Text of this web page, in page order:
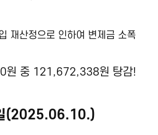
재산정으로 인하여 변제금 소폭
원 중 121,672,338원 탕감!
(2025.06.10.)